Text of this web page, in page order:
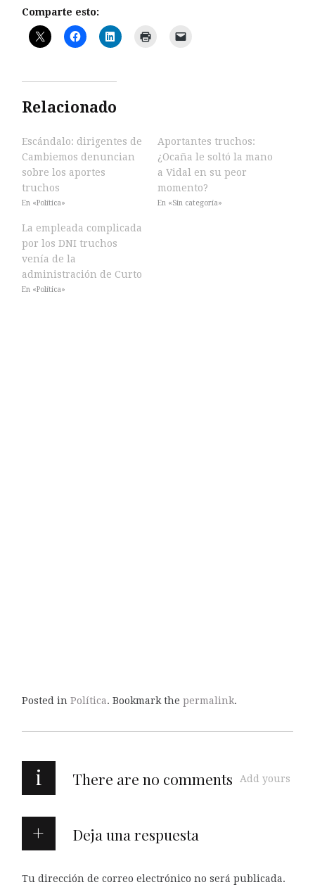
Comparte esto:
Relacionado
Escándalo: dirigentes de
Cambiemos denuncian
sobre los aportes
truchos
En «Política»
Aportantes truchos:
¿Ocaña le soltó la mano
a Vidal en su peor
momento?
En «Sin categoría»
La empleada complicada
por los DNI truchos
venía de la
administración de Curto
En «Política»
Posted in Política. Bookmark the permalink.
i There are no comments Add yours
Deja una respuesta
Tu dirección de correo electrónico no será publicada.